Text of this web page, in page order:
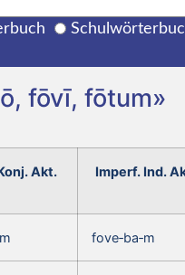
fōvī, fōtum»
Akt. Imperf. Ind.
fove‑ba‑m